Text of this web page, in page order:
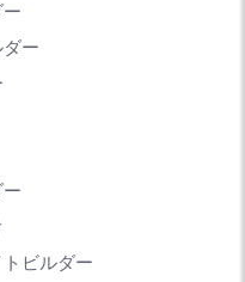
ー
ビルダー